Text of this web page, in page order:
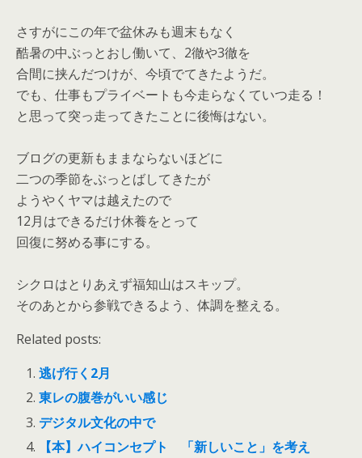
さすがにこの年で盆休みも週末もなく
酷暑の中ぶっとおし働いて、2徹や3徹を
合間に挟んだつけが、今頃でてきたようだ。
でも、仕事もプライベートも今走らなくていつ走る！
と思って突っ走ってきたことに後悔はない。
ブログの更新もままならないほどに
二つの季節をぶっとばしてきたが
ようやくヤマは越えたので
12月はできるだけ休養をとって
回復に努める事にする。
シクロはとりあえず福知山はスキップ。
そのあとから参戦できるよう、体調を整える。
Related posts:
逃げ行く2月
東レの腹巻がいい感じ
デジタル文化の中で
【本】ハイコンセプト 「新しいこと」を考え